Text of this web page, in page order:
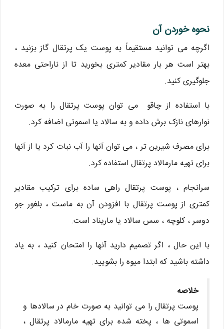
نحوه خوردن آن
اگرچه می توانید مستقیماً به پوست یک پرتقال گاز بزنید ،
بهتر است هر بار مقادیر کمتری بخورید تا از ناراحتی معده
جلوگیری کنید.
با استفاده از چاقو می توان پوست پرتقال را به صورت
نوارهای نازک برش داده و به سالاد یا اسموتی اضافه کرد.
برای مصرف شیرین تر ، می توان آنها را آب نبات کرد یا از آنها
برای تهیه مارمالاد پرتقال استفاده کرد.
سرانجام ، پوست پرتقال راهی ساده برای ترکیب مقادیر
کمتری از پوست پرتقال با افزودن آن به ماست ، بلغور جو
دوسر ، کلوچه ، سس سالاد یا ماریناد است.
با این حال ، اگر تصمیم دارید آنها را امتحان کنید ، به یاد
داشته باشید که ابتدا میوه را بشویید.
خلاصه
پوست پرتقال را می توانید به صورت خام در سالادها و
اسموتی ها ، پخته شده برای تهیه مارمالاد پرتقال ،